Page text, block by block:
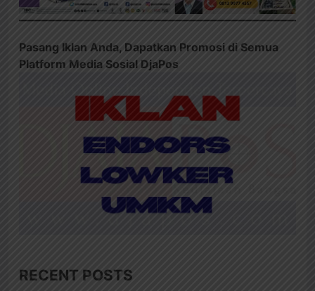
Pasang Iklan Anda, Dapatkan Promosi di Semua
Platform Media Sosial DjaPos
RECENT POSTS